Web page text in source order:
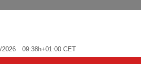
2026 09:38h+01:00 CET